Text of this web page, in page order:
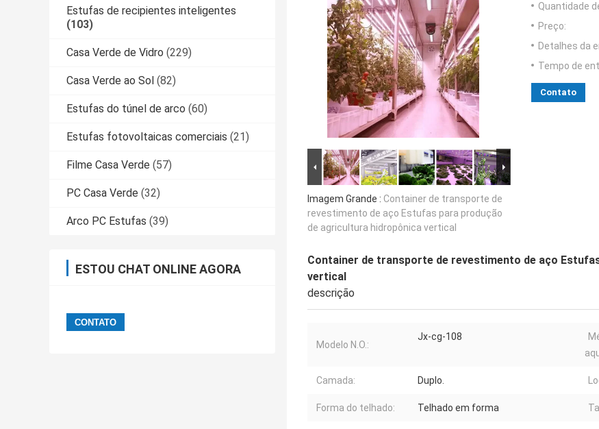
Estufas de recipientes inteligentes
(103)
Casa Verde de Vidro (229)
Casa Verde ao Sol (82)
Estufas do túnel de arco (60)
Estufas fotovoltaicas comerciais (21)
Filme Casa Verde (57)
PC Casa Verde (32)
Arco PC Estufas (39)
ESTOU CHAT ONLINE AGORA
Imagem Grande : Container de transporte de
revestimento de aço Estufas para produção
de agricultura hidropônica vertical
Quantidade
Preço:
Detalhes da
Tempo de
Contato
Container de transporte de revestimento de aço
vertical
descrição
Modelo N.O.:
Jx-cg-108
Camada: Duplo.
Forma do telhado: Telhado em forma